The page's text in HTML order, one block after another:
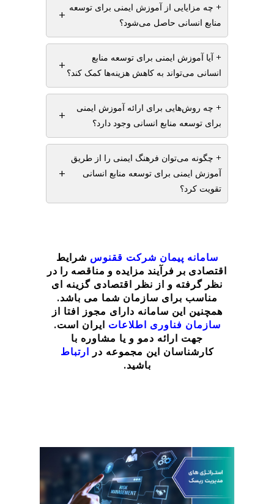
+ چه مزایایی از آموزش ایمنی برای توسعه
منابع انسانی حاصل می‌شود؟
+
+ آیا آموزش ایمنی برای توسعه منابع
انسانی می‌تواند به کاهش هزینه‌ها کمک کند؟ +
+ چه روش‌هایی برای ارائه آموزش ایمنی
برای توسعه منابع انسانی وجود دارد؟
+
+ چگونه می‌توان فرهنگ ایمنی را از طریق
آموزش ایمنی برای توسعه منابع انسانی
تقویت کرد؟
+
سامانه پیمان شرکت ققنوس شرایط
اقتصادی بر فرآیند مزایده و مناقصه را در
نظر گرفته و از نظر اقتصادی گزینه ای
مناسب برای سازمان شما می باشد.
همچنین این سامانه دارای مجوز افتا از
سازمان فناوری اطلاعات ایران است.
جهت ارائه دمو و یا مشاوره با
کارشناسان این مجموعه در ارتباط
باشید.